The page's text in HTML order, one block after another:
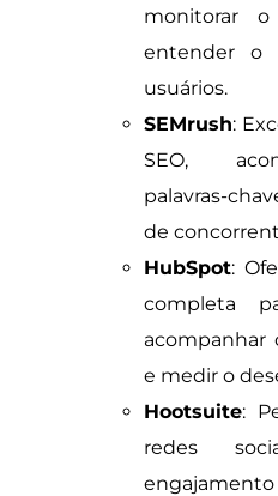
monitorar
entender o
usuários.
SEMrush:
SEO,
palavras-
de
HubSpot:
completa
acompanhar
e medir o
Hootsuite:
redes
engajamento